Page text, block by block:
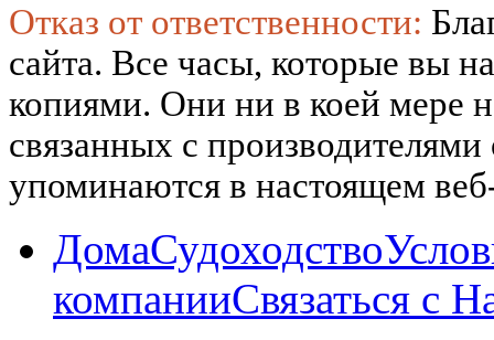
Отказ от ответственности:
сайта. Все часы, которые вы
копиями. Они ни в коей мере
связанных с
упоминаются в настоящем
ДомаСудоходство
компанииСвязаться с